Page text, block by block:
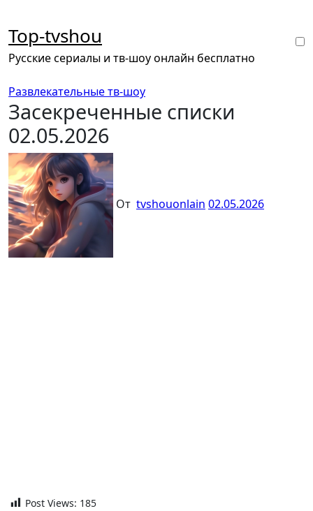
содержанию
Top-tvshou
Русские сериалы и тв-шоу онлайн бесплатно
Развлекательные тв-шоу
Засекреченные списки
02.05.2026
От tvshouonlain 02.05.2026
Post Views: 185